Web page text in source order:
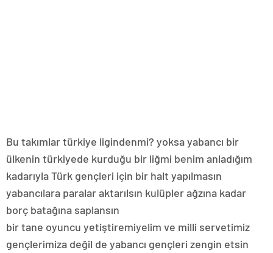
Bu takımlar türkiye ligindenmi? yoksa yabancı bir
ülkenin türkiyede kurduğu bir liğmi benim anladığım
kadarıyla Türk gençleri için bir halt yapılmasın
yabancılara paralar aktarılsın kulüpler ağzına kadar
borç batağına saplansın
bir tane oyuncu yetiştiremiyelim ve milli servetimiz
gençlerimiza değil de yabancı gençleri zengin etsin